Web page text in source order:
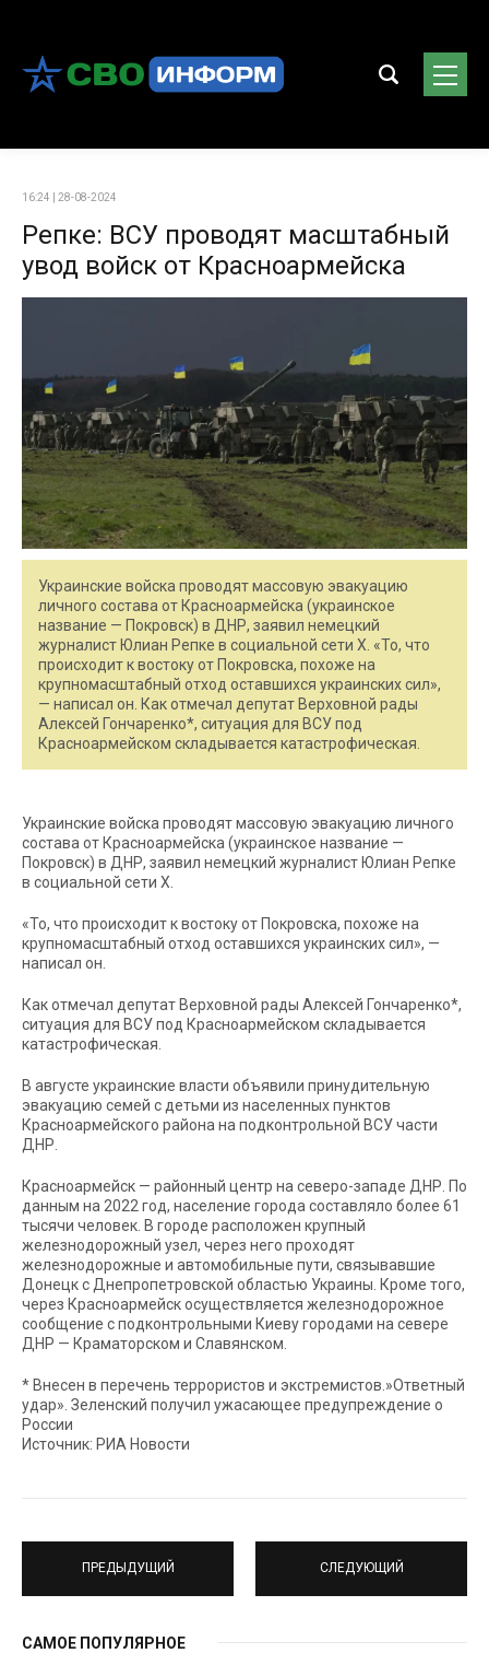
16:24 | 28-08-2024
Репке: ВСУ проводят масштабный
увод войск от Красноармейска
Украинские войска проводят массовую эвакуацию
личного состава от Красноармейска (украинское
название — Покровск) в ДНР, заявил немецкий
журналист Юлиан Репке в социальной сети X. «То, что
происходит к востоку от Покровска, похоже на
крупномасштабный отход оставшихся украинских сил»,
— написал он. Как отмечал депутат Верховной рады
Алексей Гончаренко*, ситуация для ВСУ под
Красноармейском складывается катастрофическая.
Украинские войска проводят массовую эвакуацию личного
состава от Красноармейска (украинское название —
Покровск) в ДНР, заявил немецкий журналист Юлиан Репке
в социальной сети X.
«То, что происходит к востоку от Покровска, похоже на
крупномасштабный отход оставшихся украинских сил», —
написал он.
Как отмечал депутат Верховной рады Алексей Гончаренко*,
ситуация для ВСУ под Красноармейском складывается
катастрофическая.
В августе украинские власти объявили принудительную
эвакуацию семей с детьми из населенных пунктов
Красноармейского района на подконтрольной ВСУ части
ДНР.
Красноармейск — районный центр на северо-западе ДНР. По
данным на 2022 год, население города составляло более 61
тысячи человек. В городе расположен крупный
железнодорожный узел, через него проходят
железнодорожные и автомобильные пути, связывавшие
Донецк с Днепропетровской областью Украины. Кроме того,
через Красноармейск осуществляется железнодорожное
сообщение с подконтрольными Киеву городами на севере
ДНР — Краматорском и Славянском.
* Внесен в перечень террористов и экстремистов.»Ответный
удар». Зеленский получил ужасающее предупреждение о
России
Источник: РИА Новости
ПРЕДЫДУЩИЙ СЛЕДУЮЩИЙ
САМОЕ ПОПУЛЯРНОЕ